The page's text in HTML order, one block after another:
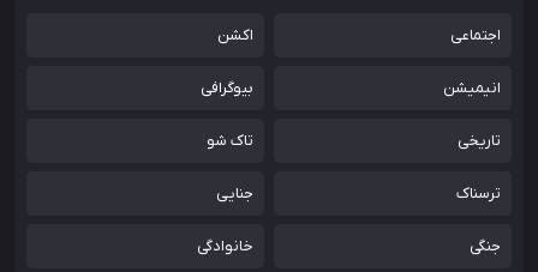
اجتماعی اکشن
انیمیشن بیوگرافی
تاریخی تاک شو
ترسناک جنایی
جنگی خانوادگی